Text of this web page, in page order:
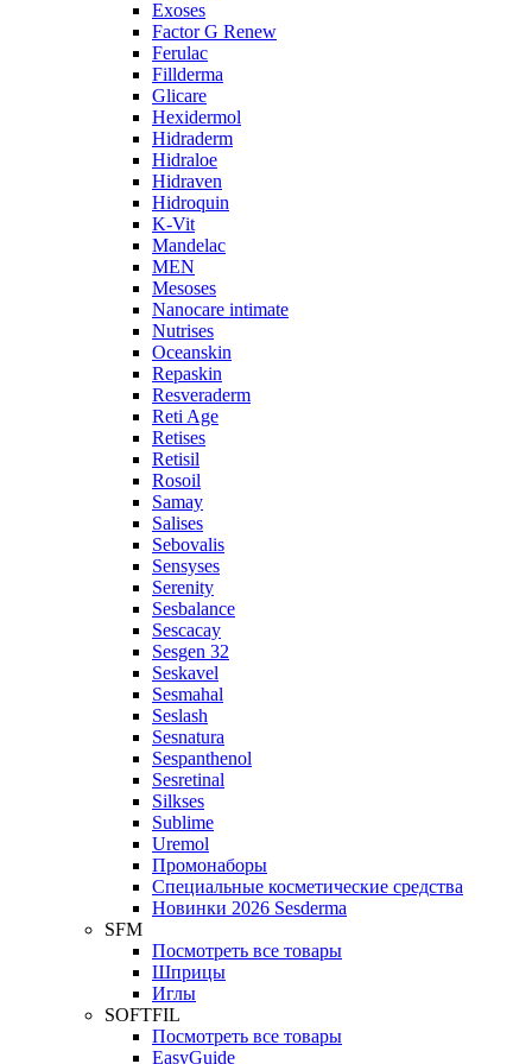
Exoses
Factor G Renew
Ferulac
Fillderma
Glicare
Hexidermol
Hidraderm
Hidraloe
Hidraven
Hidroquin
K-Vit
Mandelac
MEN
Mesoses
Nanocare intimate
Nutrises
Oceanskin
Repaskin
Resveraderm
Reti Age
Retises
Retisil
Rosoil
Samay
Salises
Sebovalis
Sensyses
Serenity
Sesbalance
Sescacay
Sesgen 32
Seskavel
Sesmahal
Seslash
Sesnatura
Sespanthenol
Sesretinal
Silkses
Sublime
Uremol
Промонаборы
Специальные косметические средства
Новинки 2026 Sesderma
SFM
Посмотреть все товары
Шприцы
Иглы
SOFTFIL
Посмотреть все товары
EasyGuide